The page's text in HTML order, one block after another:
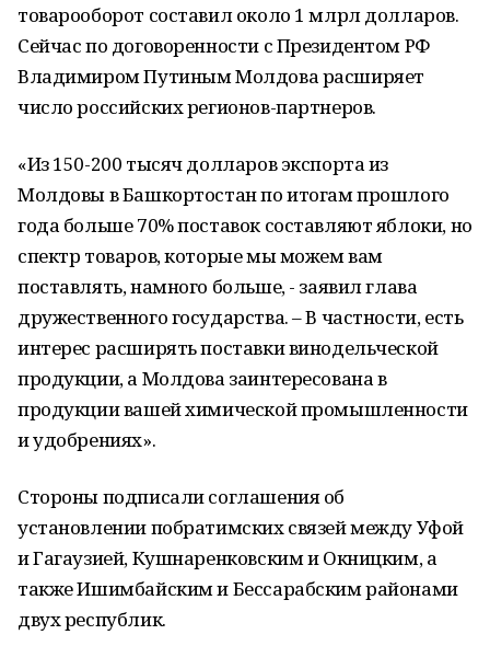
товарооборот составил около 1 млрл долларов.
Сейчас по договоренности с Президентом РФ
Владимиром Путиным Молдова расширяет
число российских регионов-партнеров.
«Из 150-200 тысяч долларов экспорта из
Молдовы в Башкортостан по итогам прошлого
года больше 70% поставок составляют яблоки, но
спектр товаров, которые мы можем вам
поставлять, намного больше, - заявил глава
дружественного государства. – В частности, есть
интерес расширять поставки винодельческой
продукции, а Молдова заинтересована в
продукции вашей химической промышленности
и удобрениях».
Стороны подписали соглашения об
установлении побратимских связей между Уфой
и Гагаузией, Кушнаренковским и Окницким, а
также Ишимбайским и Бессарабским районами
двух республик.